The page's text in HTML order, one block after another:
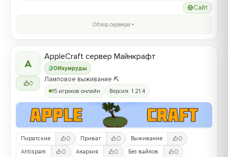
Сайт
Обзор сервера
A
0
0Изумруды
AppleCraft сервер Майнкрафт
Ламповое выживание ⛏️
15 игроков онлайн Версия: 1.21.4
Пиратские 0 Приват 0 Выживание 0
Antispam 0 Анархия 0 Без вайпов 0